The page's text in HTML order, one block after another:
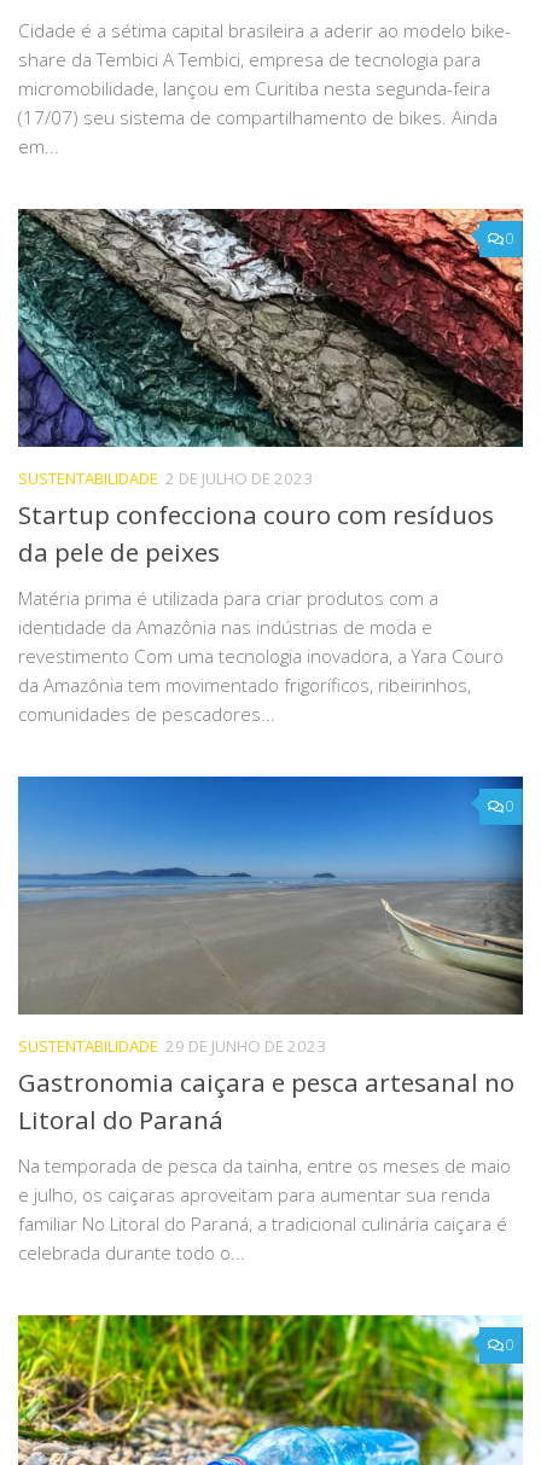
Cidade é a sétima capital brasileira a aderir ao modelo bike-
share da Tembici A Tembici, empresa de tecnologia para
micromobilidade, lançou em Curitiba nesta segunda-feira
(17/07) seu sistema de compartilhamento de bikes. Ainda
em...
0
SUSTENTABILIDADE 2 DE JULHO DE 2023
Startup confecciona couro com resíduos
da pele de peixes
Matéria prima é utilizada para criar produtos com a
identidade da Amazônia nas indústrias de moda e
revestimento Com uma tecnologia inovadora, a Yara Couro
da Amazônia tem movimentado frigoríficos, ribeirinhos,
comunidades de pescadores...
0
SUSTENTABILIDADE 29 DE JUNHO DE 2023
Gastronomia caiçara e pesca artesanal no
Litoral do Paraná
Na temporada de pesca da tainha, entre os meses de maio
e julho, os caiçaras aproveitam para aumentar sua renda
familiar No Litoral do Paraná, a tradicional culinária caiçara é
celebrada durante todo o...
0